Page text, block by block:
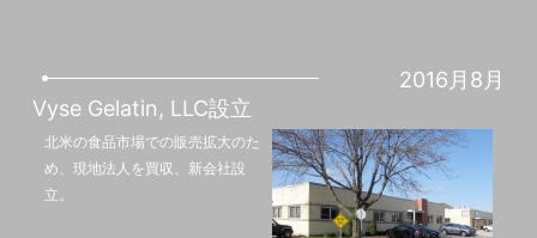
2016月8月
Vyse Gelatin, LLC設立
北米の食品市場での販売拡大のた
め、現地法人を買収、新会社設
立。